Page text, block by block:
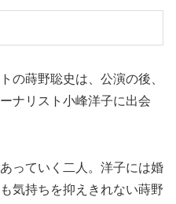
の蒔野聡史は、公演の後、
ナリスト小峰洋子に出会
っていく二人。洋子には婚
気持ちを抑えきれない蒔野